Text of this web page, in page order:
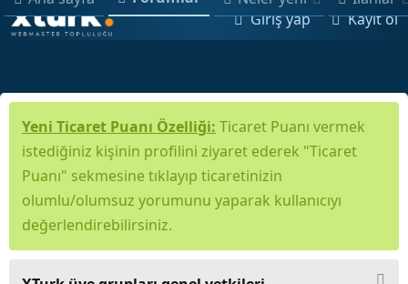
Giriş yap Kayıt ol
Yeni Ticaret Puanı Özelliği: Ticaret Puanı vermek
istediğiniz kişinin profilini ziyaret ederek "Ticaret
Puanı" sekmesine tıklayıp ticaretinizin
olumlu/olumsuz yorumunu yaparak kullanıcıyı
değerlendirebilirsiniz.